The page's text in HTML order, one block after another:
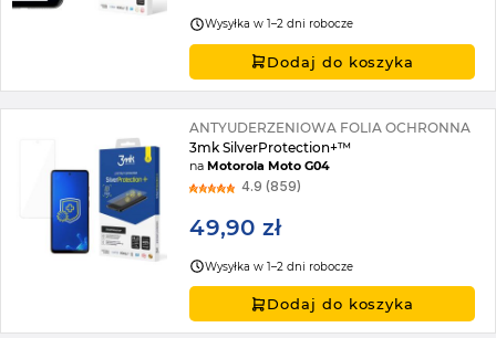
Wysyłka w 1–2 dni robocze
Dodaj do koszyka
ANTYUDERZENIOWA FOLIA OCHRONNA
3mk SilverProtection+™
naMotorola Moto G04
4.9 (859)
49,90 zł
Wysyłka w 1–2 dni robocze
Dodaj do koszyka